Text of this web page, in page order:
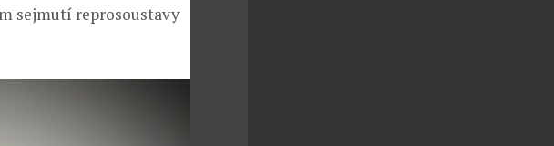
sejmutí reprosoustavy